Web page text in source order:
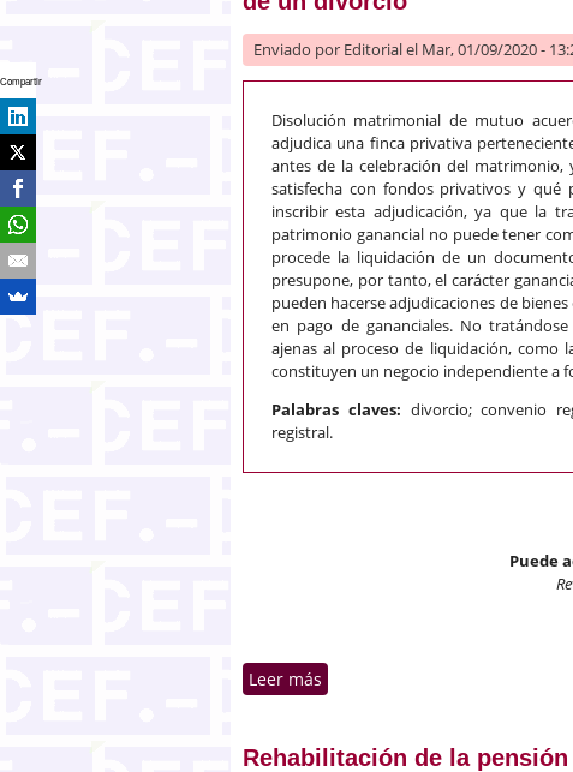
Enviado por Editorialel Mar, 01/09/2020 -
Disolución matrimonial de mutuo
adjudica una finca privativa
antes de la celebración del
satisfecha con fondos privativos y qué
inscribir esta adjudicación, ya que la
patrimonio ganancial no puede tener
procede la liquidación de un
presupone, por tanto, el carácter
pueden hacerse adjudicaciones de
en pago de gananciales. No
ajenas al proceso de liquidación, como
constituyen un negocio independiente a
Palabras claves: divorcio; convenio
registral.
Puede
Leer más
Rehabilitación de la
Compartir